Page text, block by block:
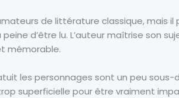
de littérature classique, mais il
d’être lu. L’auteur maîtrise son
mémorable.
les personnages sont un peu
superficielle pour être vraiment